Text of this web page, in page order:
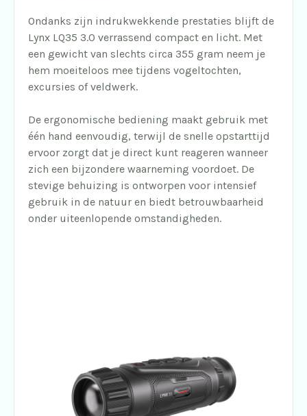
Ondanks zijn indrukwekkende prestaties blijft de
Lynx LQ35 3.0 verrassend compact en licht. Met
een gewicht van slechts circa 355 gram neem je
hem moeiteloos mee tijdens vogeltochten,
excursies of veldwerk.
De ergonomische bediening maakt gebruik met
één hand eenvoudig, terwijl de snelle opstarttijd
ervoor zorgt dat je direct kunt reageren wanneer
zich een bijzondere waarneming voordoet. De
stevige behuizing is ontworpen voor intensief
gebruik in de natuur en biedt betrouwbaarheid
onder uiteenlopende omstandigheden.